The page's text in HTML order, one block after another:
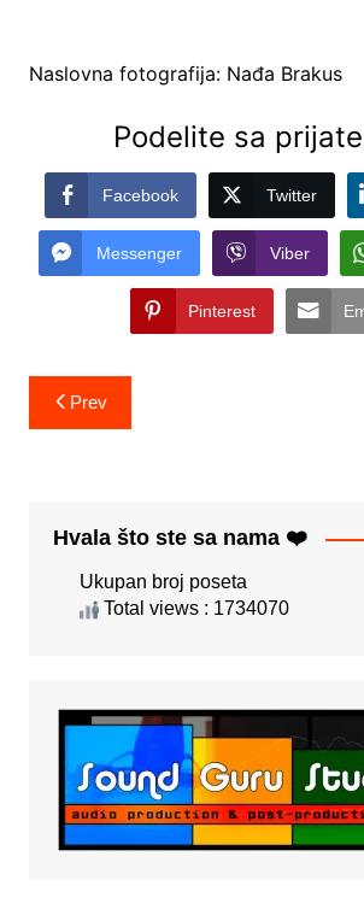
Naslovna fotografija: Nađa Brakus
Podelite sa
Facebook Twitter
Messenger Viber
Pinterest
Post
navigation
Prev
Hvala što ste sa nama ❤️
Ukupan broj poseta
Total views : 1734070